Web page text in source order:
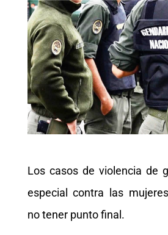
Los casos de violencia de
especial contra las
no tener punto final.